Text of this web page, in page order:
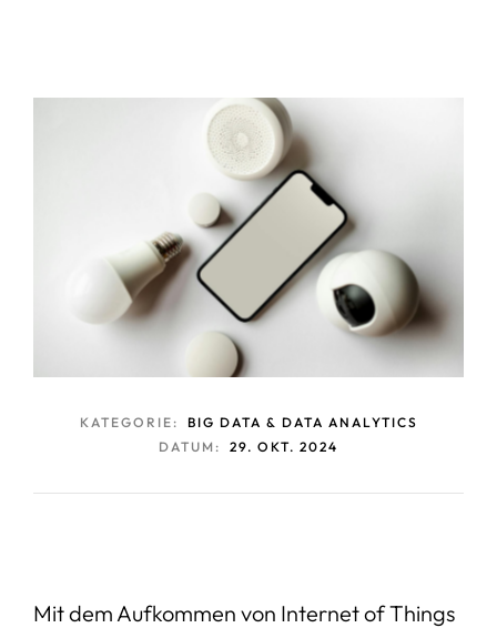
KATEGORIE: BIG DATA & DATA ANALYTICS
DATUM: 29. OKT. 2024
Mit dem Aufkommen von Internet of Things